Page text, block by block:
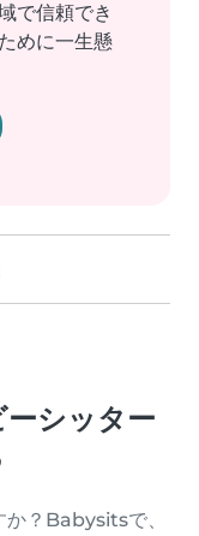
で信頼でき
めに一生懸
シッター
？Babysitsで、